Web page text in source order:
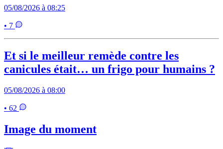
05/08/2026 à 08:25
• 7
Et si le meilleur remède contre les
canicules était… un frigo pour humains ?
05/08/2026 à 08:00
• 62
Image du moment